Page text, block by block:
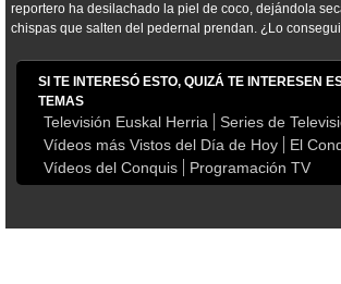
reportero ha desilachado la piel de coco, dejándola
chispas que salten del pedernal prendan. ¿Lo
SI TE INTERESÓ ESTO, QUIZÁ TE INTERESEN
TEMAS
Televisión Euskal Herria
Series de
Vídeos más Vistos del Día de Hoy
El
Vídeos del Conquis
Programación TV